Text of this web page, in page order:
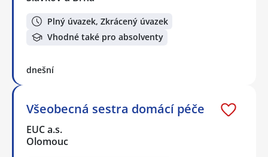
Plný úvazek, Zkrácený úvazek
Vhodné také pro absolventy
dnešní
Všeobecná sestra domácí péče
EUC a.s.
Olomouc